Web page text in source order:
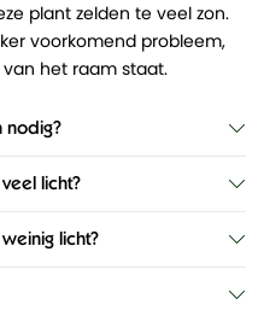
plant zelden te veel zon.
voorkomend probleem,
het raam staat.
nodig?
licht?
licht?